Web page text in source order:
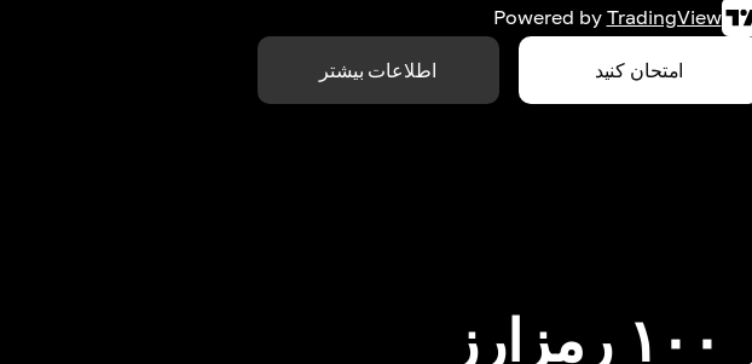
Powered by TradingView
امتحان کنید اطلاعات بیشتر